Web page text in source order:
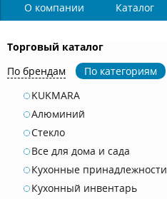
О компании Каталог
Торговый каталог
По брендам
По категориям
KUKMARA
Алюминий
Стекло
Все для дома и сада
Кухонные принадлежности
Кухонный инвентарь